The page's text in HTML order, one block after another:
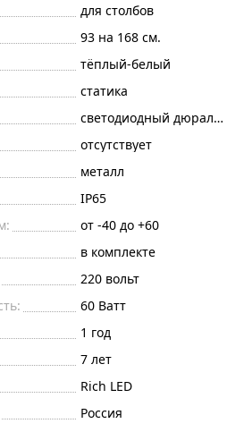
для столбов
93 на 168 см.
тёплый-белый
статика
светодиодный дюралайт
отсутствует
металл
IP65
от -40 до +60
в комплекте
220 вольт
60 Ватт
1 год
7 лет
Rich LED
Россия